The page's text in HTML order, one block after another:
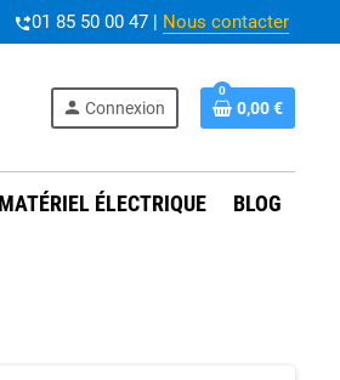
phone_forwarded01 85 50 00 47 | Nous contacter
person Connexion
0
0,00 €
MATÉRIEL ÉLECTRIQUE BLOG